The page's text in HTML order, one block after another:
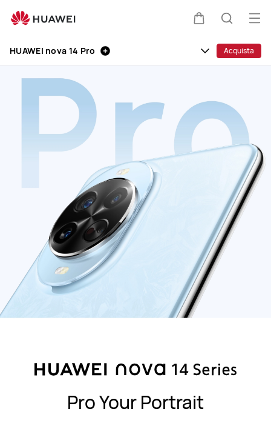
nova
Pro
Apri
il
HUAWEI nova 14 Pro Acquista
Pro Your Portrait